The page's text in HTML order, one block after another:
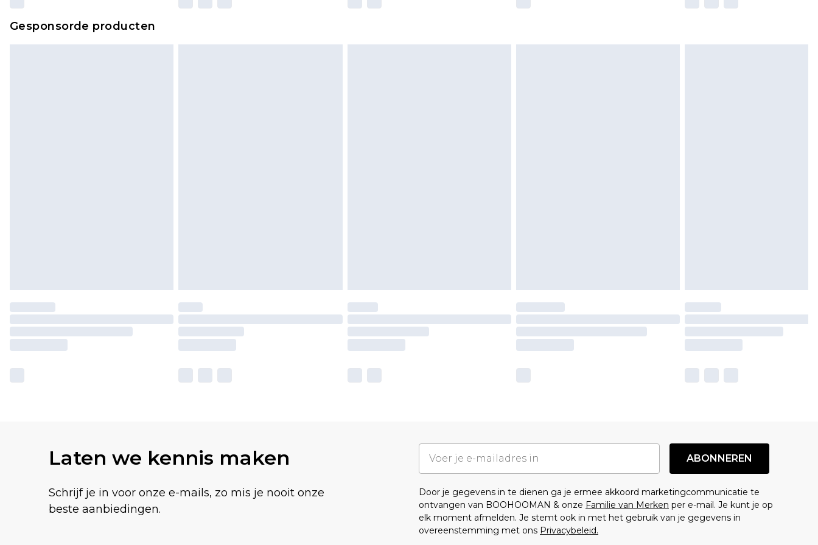
Gesponsorde producten
Laten we kennis maken
Schrijf je in voor onze e-mails, zo mis je nooit onze
beste aanbiedingen.
ABONNEREN
Door je gegevens in te dienen ga je ermee akkoord marketingcommunicatie te
ontvangen van BOOHOOMAN & onze Familie van Merken per e-mail. Je kunt je op
elk moment afmelden. Je stemt ook in met het gebruik van je gegevens in
overeenstemming met ons Privacybeleid.